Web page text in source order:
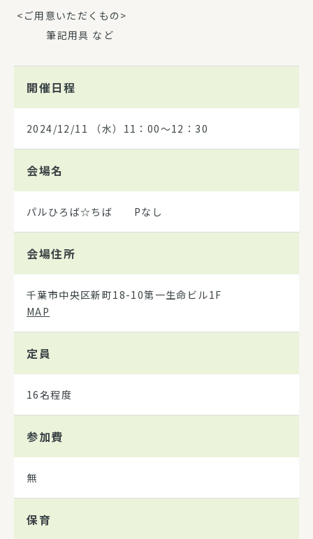
<ご用意いただくもの>
筆記用具 など
開催日程
2024/12/11 （水）11：00～12：30
会場名
パルひろば☆ちば Pなし
会場住所
千葉市中央区新町18-10第一生命ビル1F
MAP
定員
16名程度
参加費
無
保育